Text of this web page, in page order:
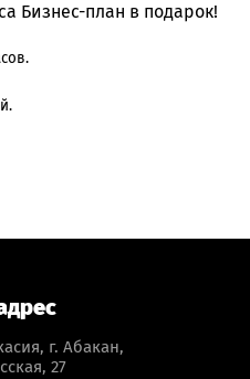
Бизнес-план в подарок!
г. Абакан,
27